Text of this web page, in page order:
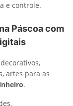
e controle.
Páscoa com
artes para as
.